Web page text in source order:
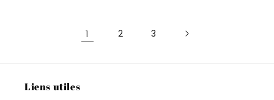
1 2 3
Liens utiles